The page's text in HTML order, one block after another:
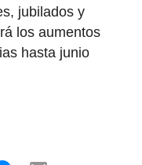
jubilados y
los aumentos
hasta junio